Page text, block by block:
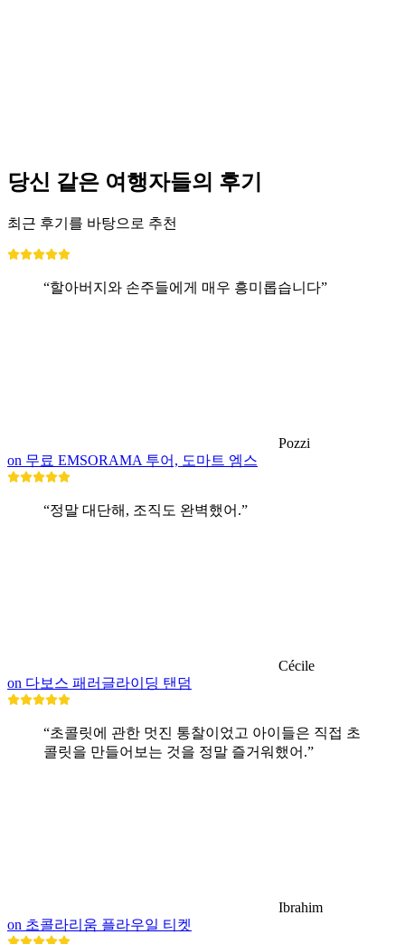
당신 같은 여행자들의 후기
최근 후기를 바탕으로 추천
“할아버지와 손주들에게 매우 흥미롭습니다”
Pozzi
on 무료 EMSORAMA 투어, 도마트 엠스
“정말 대단해, 조직도 완벽했어.”
Cécile
on 다보스 패러글라이딩 탠덤
“초콜릿에 관한 멋진 통찰이었고 아이들은 직접 초
콜릿을 만들어보는 것을 정말 즐거워했어.”
Ibrahim
on 초콜라리움 플라우일 티켓